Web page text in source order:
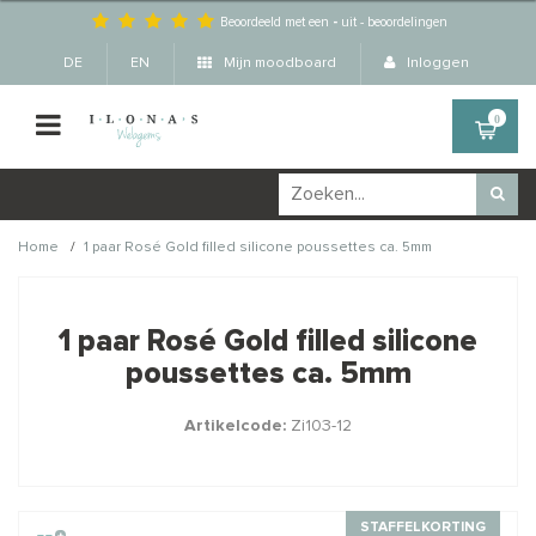
Beoordeeld met een - uit -beoordelingen
DE EN Mijn moodboard Inloggen
0
Home / 1 paar Rosé Gold filled silicone poussettes ca. 5mm
producten ook interessant
voor je?
1 paar Rosé Gold filled silicone
poussettes ca. 5mm
Artikelcode: Zi103-12
STAFFELKORTING